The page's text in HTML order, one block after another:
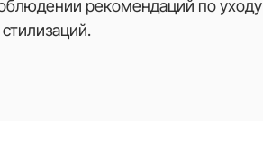
рекомендаций по уходу